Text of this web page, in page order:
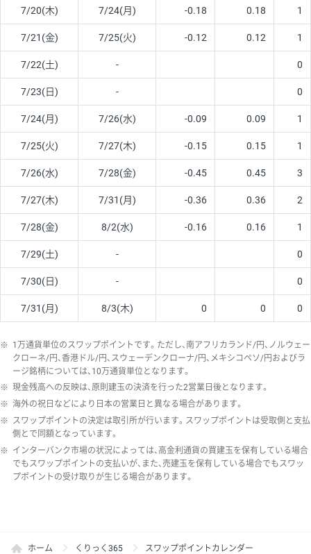
7/20(木) 7/24(月) -0.18 0.18 1
7/21(金) 7/25(火) -0.12 0.12 1
7/22(土) - 0
7/23(日) - 0
7/24(月) 7/26(水) -0.09 0.09 1
7/25(火) 7/27(木) -0.15 0.15 1
7/26(水) 7/28(金) -0.45 0.45 3
7/27(木) 7/31(月) -0.36 0.36 2
7/28(金) 8/2(水) -0.16 0.16 1
7/29(土) - 0
7/30(日) - 0
7/31(月) 8/3(木) 0 0 0
※ 1万通貨単位のスワップポイントです。ただし、南アフリカランド/円、ノルウェー
クローネ/円、香港ドル/円、スウェーデンクローナ/円、メキシコペソ/円およびラ
ージ銘柄については、10万通貨単位となります。
※ 現金残高への反映は、原則建玉の決済を行った2営業日後となります。
※ 海外の祝日などにより日本の営業日と異なる場合があります。
※ スワップポイントの決定は取引所が行います。スワップポイントは受取側と支払
側とで同額となっています。
※ インターバンク市場の状況によっては、高金利通貨の買建玉を保有している場合
でもスワップポイントの支払いが、また、売建玉を保有している場合でもスワッ
プポイントの受け取りが生じる場合があります。
ホーム くりっく365 スワップポイントカレンダー